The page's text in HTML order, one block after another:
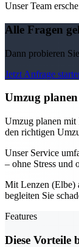
Unser Team
Alle Fragen
Dann probieren
Jetzt Anfrage
Umzug
Umzug planen mit
den richtigen
Unser Service
– ohne Stress und
Mit Lenzen (Elbe)
begleiten Sie
Features
Diese Vorteile